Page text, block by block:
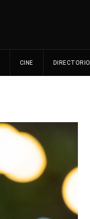
CINE DIRECTORIO